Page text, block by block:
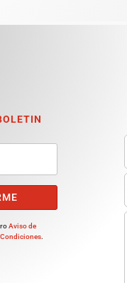
Aviso de
.